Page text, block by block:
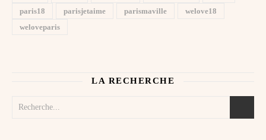
paris18
parisjetaime parismaville
welove18
weloveparis
LA RECHERCHE